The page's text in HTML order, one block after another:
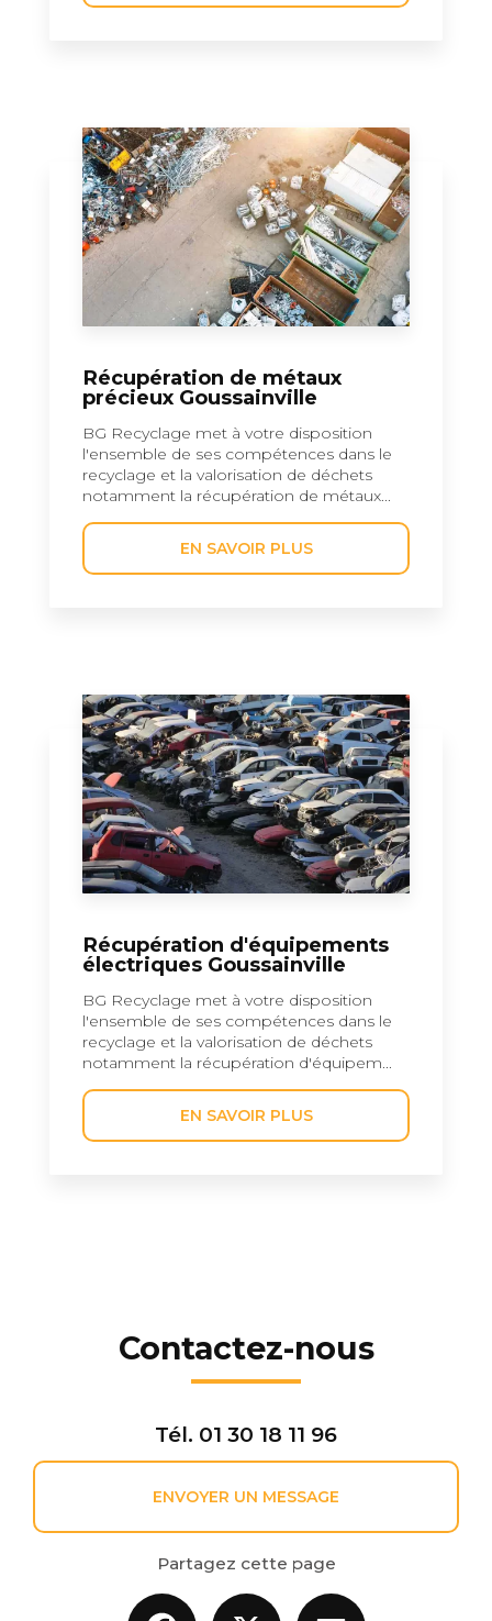
Récupération de métaux
précieux Goussainville
BG Recyclage met à votre disposition
l'ensemble de ses compétences dans le
recyclage et la valorisation de déchets
notamment la récupération de métaux...
EN SAVOIR PLUS
Récupération d'équipements
électriques Goussainville
BG Recyclage met à votre disposition
l'ensemble de ses compétences dans le
recyclage et la valorisation de déchets
notamment la récupération d'équipem...
EN SAVOIR PLUS
Contactez-nous
Tél. 01 30 18 11 96
ENVOYER UN MESSAGE
Partagez cette page
Facebook